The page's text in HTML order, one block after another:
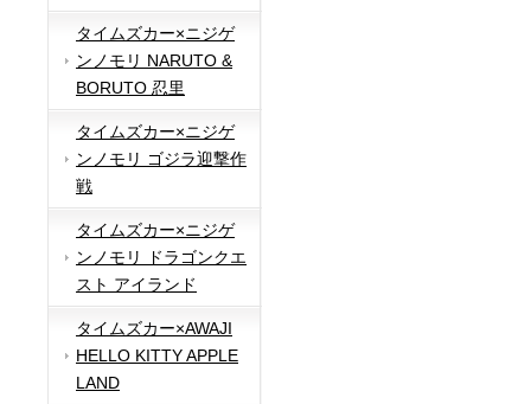
タイムズカー×ニジゲ
ンノモリ NARUTO &
BORUTO 忍里
タイムズカー×ニジゲ
ンノモリ ゴジラ迎撃作
戦
タイムズカー×ニジゲ
ンノモリ ドラゴンクエ
スト アイランド
タイムズカー×AWAJI
HELLO KITTY APPLE
LAND